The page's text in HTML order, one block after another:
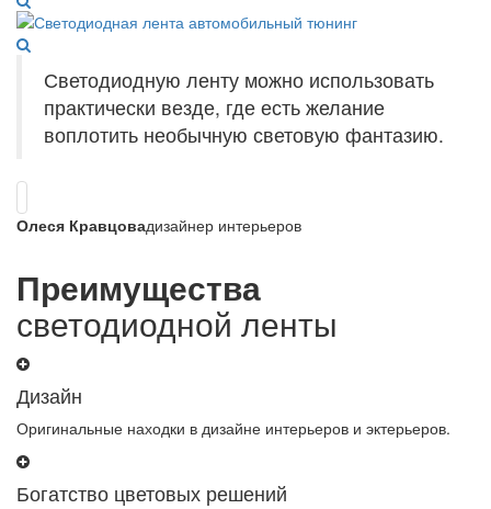
Светодиодную ленту можно использовать
практически везде, где есть желание
воплотить необычную световую фантазию.
Олеся Кравцовадизайнер интерьеров
Преимущества
светодиодной ленты
Дизайн
Оригинальные находки в дизайне интерьеров и эктерьеров.
Богатство цветовых решений